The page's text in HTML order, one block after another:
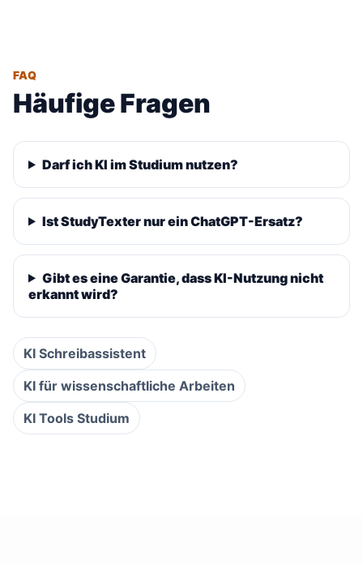
FAQ
Häufige Fragen
Darf ich KI im Studium nutzen?
Ist StudyTexter nur ein ChatGPT-Ersatz?
Gibt es eine Garantie, dass KI-Nutzung nicht
erkannt wird?
KI Schreibassistent
KI für wissenschaftliche Arbeiten
KI Tools Studium